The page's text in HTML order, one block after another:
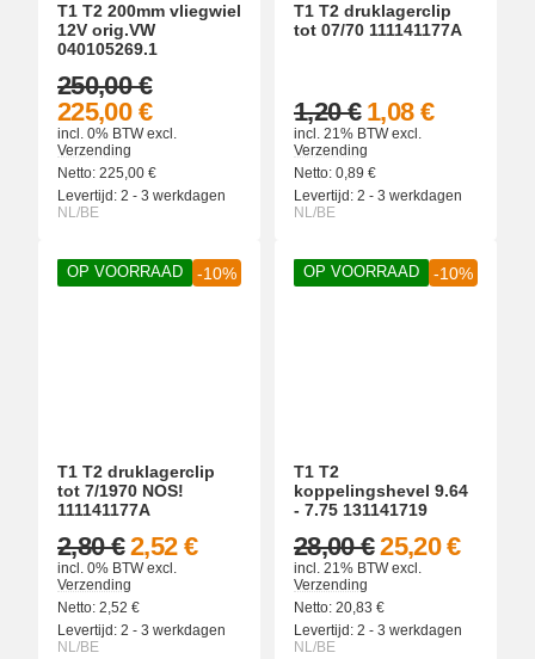
T1 T2 200mm vliegwiel
12V orig.VW
040105269.1
225,00 €
250,00 €
incl. 0% BTWexcl.
Verzending
Netto: 225,00 €
Levertijd: 2 - 3 werkdagen
NL/BE
T1 T2 druklagerclip
tot 07/70 111141177A
1,08 €
1,20 €
incl. 21% BTWexcl.
Verzending
Netto: 0,89 €
Levertijd: 2 - 3 werkdagen
NL/BE
OP VOORRAAD -10%
T1 T2 druklagerclip
tot 7/1970 NOS!
111141177A
2,52 €
2,80 €
incl. 0% BTWexcl.
Verzending
Netto: 2,52 €
Levertijd: 2 - 3 werkdagen
NL/BE
OP VOORRAAD -10%
T1 T2
koppelingshevel 9.64
- 7.75 131141719
25,20 €
28,00 €
incl. 21% BTWexcl.
Verzending
Netto: 20,83 €
Levertijd: 2 - 3 werkdagen
NL/BE